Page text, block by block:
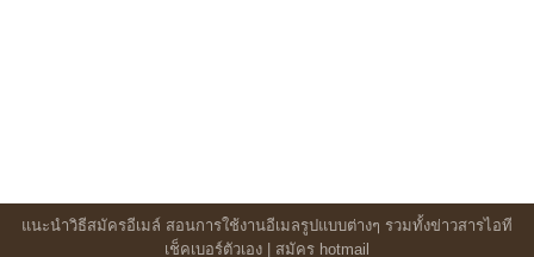
แนะนำวิธีสมัครอีเมล์ สอนการใช้งานอีเมลรูปแบบต่างๆ รวมทั้งข่าวสารไอที
เช็คเบอร์ตัวเอง
สมัคร hotmail